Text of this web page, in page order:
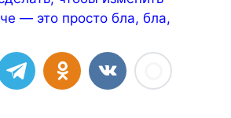
— это просто бла, бла,